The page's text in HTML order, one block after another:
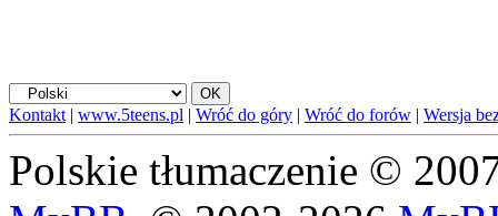
Kontakt | www.5teens.pl | Wróć do góry | Wróć do forów | Wersja
Polskie tłumaczenie ©